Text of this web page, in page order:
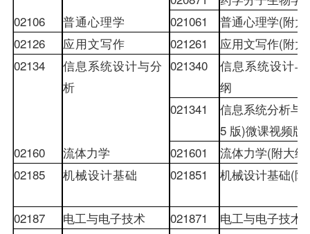
02106
普通心理学 021061 普通心理学(附大
02126
应用文写作 021261 应用文写作(附大
02134
信息系统设计与分
析
021340
信息系统设计
纲
021341
信息系统分析与
5 版)微课视频版
02160
流体力学 021601 流体力学(附大纲
02185
机械设计基础 021851 机械设计基础(
02187 电工与电子技术 021871 电工与电子技术